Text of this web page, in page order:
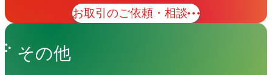
お取引のご依頼・相談
その他